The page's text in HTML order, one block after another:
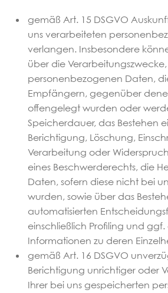
gemäß Art. 15 DSGVO
uns verarbeiteten
verlangen. Insbesondere
über die
personenbezogenen Daten,
Empfängern, gegenüber
offengelegt wurden oder
Speicherdauer, das Bestehen
Berichtigung, Löschung,
Verarbeitung oder
eines Beschwerderechts, die
Daten, sofern diese nicht bei
wurden, sowie über das
automatisierten
einschließlich Profiling und
Informationen zu deren
gemäß Art. 16 DSGVO
Berichtigung unrichtiger oder
Ihrer bei uns gespeicherten